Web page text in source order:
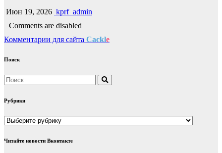
Июн 19, 2026 kprf_admin
Comments are disabled
Комментарии для сайта Cackle
Поиск
Рубрики
Рубрики
Читайте новости Вконтакте